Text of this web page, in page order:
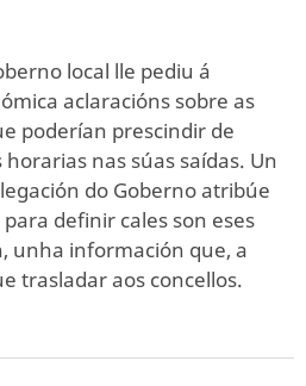
local lle pediu á
aclaracións sobre as
poderían prescindir de
nas súas saídas. Un
do Goberno atribúe
definir cales son eses
unha información que, a
trasladar aos concellos.